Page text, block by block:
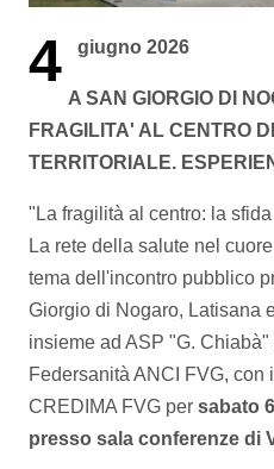
4 giugno 2026
A SAN GIORGIO DI
FRAGILITA' AL CENTRO
TERRITORIALE.
"La fragilità al centro: la
La rete della salute nel
tema dell'incontro pubblico
Giorgio di Nogaro, Latisana
insieme ad ASP "G.
Federsanità ANCI FVG,
CREDIMA FVG per sabato
presso sala conferenze di